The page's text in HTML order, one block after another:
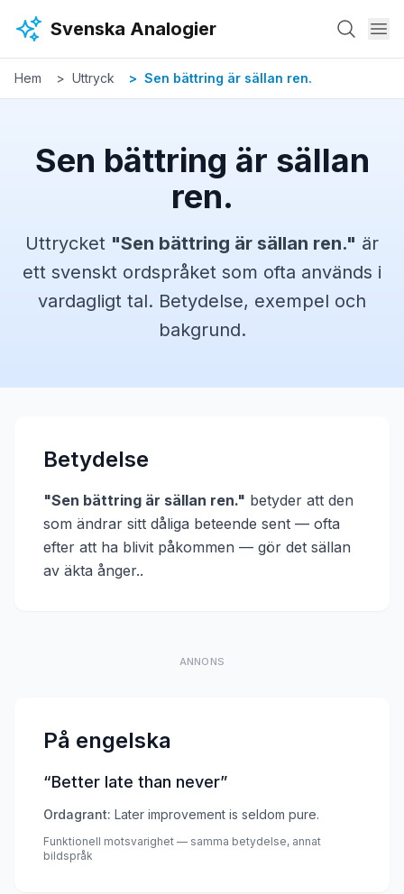
Svenska Analogier
Hem Uttryck Sen bättring är sällan ren.
Sen bättring är sällan
ren.
Uttrycket "Sen bättring är sällan ren." är
ett svenskt ordspråket som ofta används i
vardagligt tal. Betydelse, exempel och
bakgrund.
Betydelse
"Sen bättring är sällan ren." betyder att den
som ändrar sitt dåliga beteende sent — ofta
efter att ha blivit påkommen — gör det sällan
av äkta ånger..
ANNONS
På engelska
“Better late than never”
Ordagrant: Later improvement is seldom pure.
Funktionell motsvarighet — samma betydelse, annat
bildspråk